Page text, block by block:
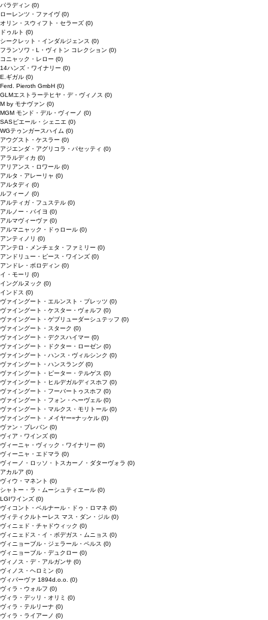
パラディン (0)
ローレンツ・ファイヴ(0)
オリン・スウィフト・セラーズ (0)
ドゥルト (0)
シークレット・インダルジェンス (0)
フランソワ・L・ヴィトン コレクション (0)
コニャック・レロー (0)
14ハンズ・ワイナリー (0)
E.ギガル (0)
Ferd. Pieroth GmbH (0)
GLMエストラーテヒヤ・デ・ヴィノス (0)
M by モナヴァン (0)
MGM モンド・デル・ヴィーノ (0)
SASピエール・シェニエ (0)
WGテゥンガースハイム (0)
アウグスト・ケスラー (0)
アジエンダ・アグリコラ・パセッティ (0)
アラルディカ (0)
アリアンス・ロワール (0)
アルタ・アレーリャ (0)
アルタディ (0)
ルフィーノ (0)
アルティガ・フュステル (0)
アルノー・バイヨ (0)
アルマヴィーヴァ (0)
アルマニャック・ドゥロール (0)
アンティノリ (0)
アンテロ・メンチェタ・ファミリー (0)
アンドリュー・ピース・ワインズ (0)
アンドレ・ボロディン (0)
イ・モーリ (0)
イングルヌック (0)
インドス (0)
ヴァイングート・エルンスト・ブレッツ (0)
ヴァイングート・ケスター・ヴォルフ (0)
ヴァイングート・ゲブリューダーシュテッフ (0)
ヴァイングート・スターク (0)
ヴァイングート・デクスハイマー (0)
ヴァイングート・ドクター・ローゼン (0)
ヴァイングート・ハンス・ヴィルシンク (0)
ヴァイングート・ハンスラング (0)
ヴァイングート・ピーター・テルゲス (0)
ヴァイングート・ヒルデガルディスホフ (0)
ヴァイングート・フーバートゥスホフ (0)
ヴァイングート・フォン・ヘーヴェル (0)
ヴァイングート・マルクス・モリトール (0)
ヴァイングート・メイヤー=ナッケル (0)
ヴァン・ブレバン (0)
ヴィア・ワインズ (0)
ヴィーニャ・ヴィック・ワイナリー (0)
ヴィーニャ・エドマラ (0)
ヴィーノ・ロッソ・トスカーノ・ダターヴォラ (0)
アカルア (0)
ヴィウ・マネント (0)
シャトー・ラ・ムーシュティエール (0)
LGIワインズ (0)
ヴィコント・ベルナール・ドゥ・ロマネ (0)
ヴィティクルトーレス マス・ダン・ジル (0)
ヴィニェド・チャドウィック (0)
ヴィニェドス・イ・ボデガス・ムニョス (0)
ヴィニョーブル・ジェラール・ペルス (0)
ヴィニョーブル・デュクロー (0)
ヴィノス・デ・アルガンサ (0)
ヴィノス・ヘロミン (0)
ヴィパーヴァ 1894d.o.o. (0)
ヴィラ・ウォルフ (0)
ヴィラ・デッリ・オリミ (0)
ヴィラ・テルリーナ (0)
ヴィラ・ライアーノ (0)